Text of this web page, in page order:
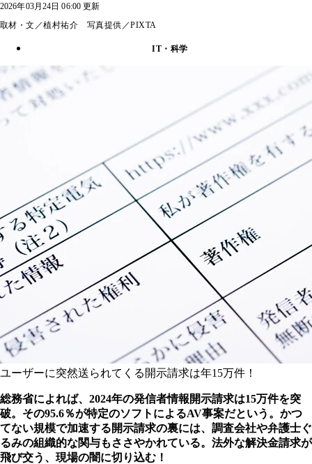
2026年03月24日 06:00 更新
取材・文／植村祐介 写真提供／PIXTA
IT・科学
ユーザーに突然送られてくる開示請求は年15万件！
総務省によれば、2024年の発信者情報開示請求は15万件を突
破。その95.6％が特定のソフトによるAV事案だという。かつ
てない規模で加速する開示請求の裏には、調査会社や弁護士ぐ
るみの組織的な関与もささやかれている。法外な解決金請求が
飛び交う、現場の闇に切り込む！